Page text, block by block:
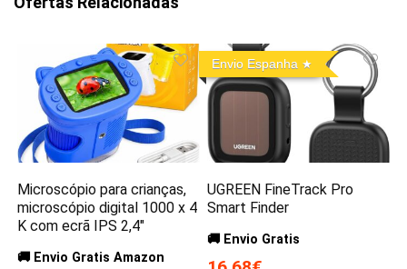
Microscópio para crianças,
microscópio digital 1000 x 4
K com ecrã IPS 2,4″
🚚 Envio Gratis Amazon
Envio Espanha
UGREEN FineTrack Pro
Smart Finder
🚚 Envio Gratis